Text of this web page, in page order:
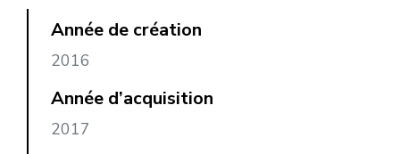
Année de création
2016
Année d’acquisition
2017